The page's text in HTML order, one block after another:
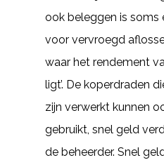
ook beleggen is soms
voor vervroegd
waar het rendement
ligt’. De koperdraden
zijn verwerkt kunnen
gebruikt, snel geld
de beheerder. Snel